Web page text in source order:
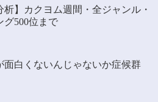
析】カクヨム週間・全ジャンル・
グ500位まで
面白くないんじゃないか症候群